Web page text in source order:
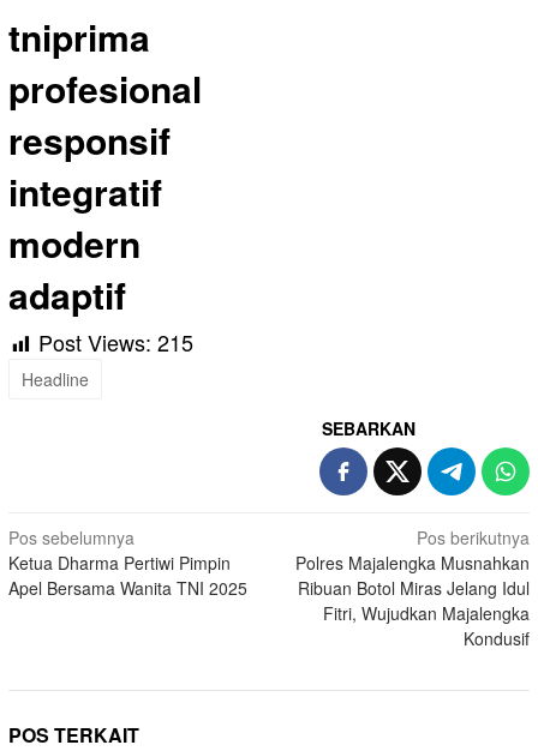
tniprima
profesional
responsif
integratif
modern
adaptif
Post Views: 215
Headline
SEBARKAN
Navigasi
pos
Pos sebelumnya
Ketua Dharma Pertiwi Pimpin
Apel Bersama Wanita TNI 2025
Pos berikutnya
Polres Majalengka Musnahkan
Ribuan Botol Miras Jelang Idul
Fitri, Wujudkan Majalengka
Kondusif
POS TERKAIT